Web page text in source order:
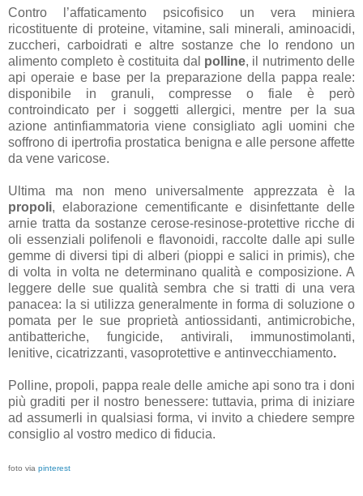
Contro l’affaticamento psicofisico un vera miniera
ricostituente di proteine, vitamine, sali minerali, aminoacidi,
zuccheri, carboidrati e altre sostanze che lo rendono un
alimento completo è costituita dal polline, il nutrimento delle
api operaie e base per la preparazione della pappa reale:
disponibile in granuli, compresse o fiale è però
controindicato per i soggetti allergici, mentre per la sua
azione antinfiammatoria viene consigliato agli uomini che
soffrono di ipertrofia prostatica benigna e alle persone affette
da vene varicose.
Ultima ma non meno universalmente apprezzata è la
propoli, elaborazione cementificante e disinfettante delle
arnie tratta da sostanze cerose-resinose-protettive ricche di
oli essenziali polifenoli e flavonoidi, raccolte dalle api sulle
gemme di diversi tipi di alberi (pioppi e salici in primis), che
di volta in volta ne determinano qualità e composizione. A
leggere delle sue qualità sembra che si tratti di una vera
panacea: la si utilizza generalmente in forma di soluzione o
pomata per le sue proprietà antiossidanti, antimicrobiche,
antibatteriche, fungicide, antivirali, immunostimolanti,
lenitive, cicatrizzanti, vasoprotettive e antinvecchiamento.
Polline, propoli, pappa reale delle amiche api sono tra i doni
più graditi per il nostro benessere: tuttavia, prima di iniziare
ad assumerli in qualsiasi forma, vi invito a chiedere sempre
consiglio al vostro medico di fiducia.
foto via pinterest